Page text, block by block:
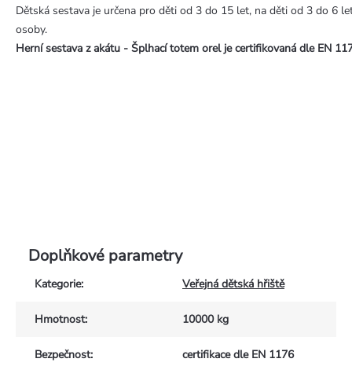
Dětská sestava je určena pro děti od 3 do 15 let, na děti od 3 do 6
osoby.
Herní sestava z akátu - Šplhací totem orelje certifikovaná dle EN
Doplňkové parametry
Kategorie: Veřejná dětská hřiště
Hmotnost: 10000 kg
Bezpečnost: certifikace dle EN 1176